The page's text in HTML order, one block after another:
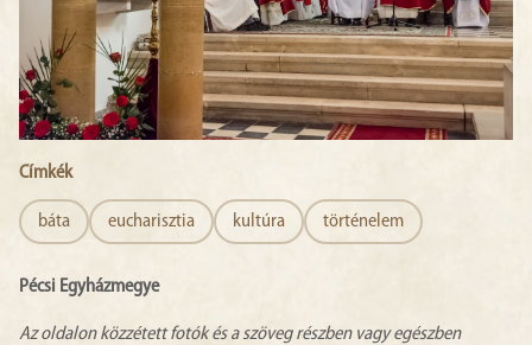
Címkék
báta eucharisztia kultúra történelem
Pécsi Egyházmegye
Az oldalon közzétett fotók és a szöveg részben vagy egészben